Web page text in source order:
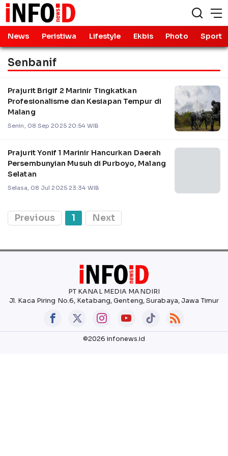
News Peristiwa Lifestyle Ekbis Photo Sport
Senbanif
Prajurit Brigif 2 Marinir Tingkatkan
Profesionalisme dan Kesiapan Tempur di
Malang
Senin, 08 Sep 2025 20:54 WIB
Prajurit Yonif 1 Marinir Hancurkan Daerah
Persembunyian Musuh di Purboyo, Malang
Selatan
Selasa, 08 Jul 2025 23:34 WIB
Previous 1 Next
PT KANAL MEDIA MANDIRI
Jl. Kaca Piring No.6, Ketabang, Genteng, Surabaya, Jawa Timur
©2026 infonews.id